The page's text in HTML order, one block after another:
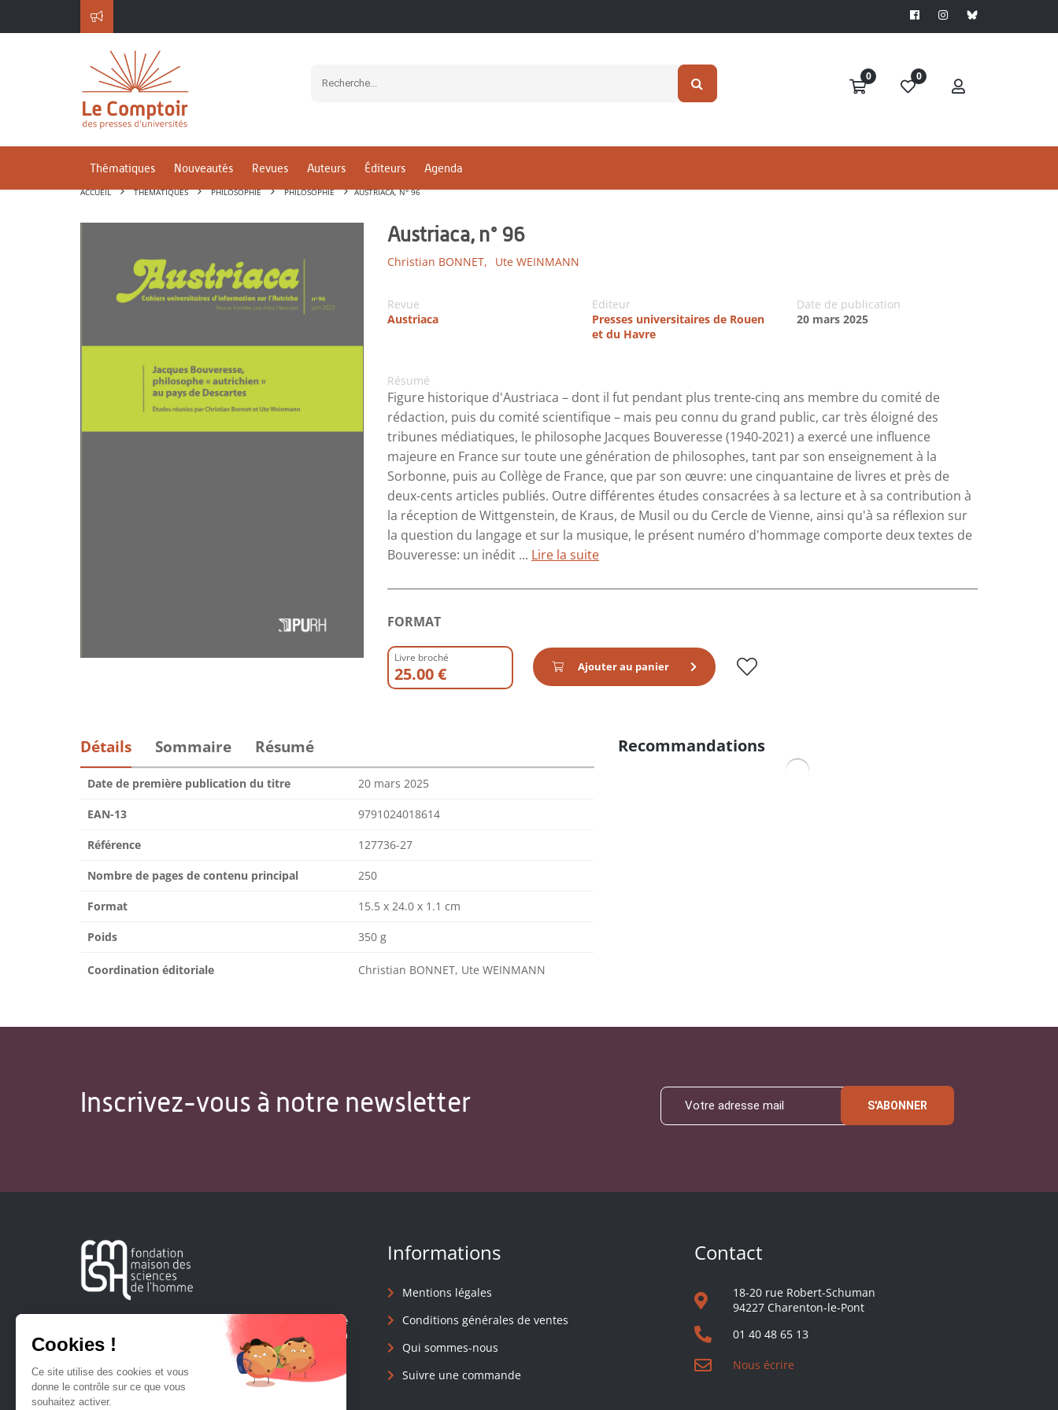
0 0
Thématiques Nouveautés Revues Auteurs Éditeurs Agenda
ACCUEIL THÉMATIQUES PHILOSOPHIE PHILOSOPHIE AUSTRIACA, N° 96
Austriaca, n° 96
Christian BONNET, Ute WEINMANN
Revue
Austriaca
Editeur
Presses universitaires de Rouen
et du Havre
Date de publication
20 mars 2025
Résumé
Figure historique d'Austriaca – dont il fut pendant plus trente-cinq ans membre du comité de
rédaction, puis du comité scientifique – mais peu connu du grand public, car très éloigné des
tribunes médiatiques, le philosophe Jacques Bouveresse (1940-2021) a exercé une influence
majeure en France sur toute une génération de philosophes, tant par son enseignement à la
Sorbonne, puis au Collège de France, que par son œuvre: une cinquantaine de livres et près de
deux-cents articles publiés. Outre différentes études consacrées à sa lecture et à sa contribution à
la réception de Wittgenstein, de Kraus, de Musil ou du Cercle de Vienne, ainsi qu'à sa réflexion sur
la question du langage et sur la musique, le présent numéro d'hommage comporte deux textes de
Bouveresse: un inédit ... Lire la suite
FORMAT
Livre broché
25.00 € Ajouter au panier
Détails Sommaire Résumé
Date de première publication du titre 20 mars 2025
EAN-13 9791024018614
Référence 127736-27
Nombre de pages de contenu principal 250
Format 15.5 x 24.0 x 1.1 cm
Poids 350 g
Coordination éditoriale Christian BONNET, Ute WEINMANN
Recommandations
Inscrivez-vous à notre newsletter S'ABONNER
Créée en 1963, la Fondation Maison Sciences de l'Homme
soutient la recherche et la diffusion des connaissances en
sciences humaines et sociales.
Informations
Mentions légales
Conditions générales de ventes
Qui sommes-nous
Suivre une commande
Contact
18-20 rue Robert-Schuman
94227 Charenton-le-Pont
01 40 48 65 13
Nous écrire